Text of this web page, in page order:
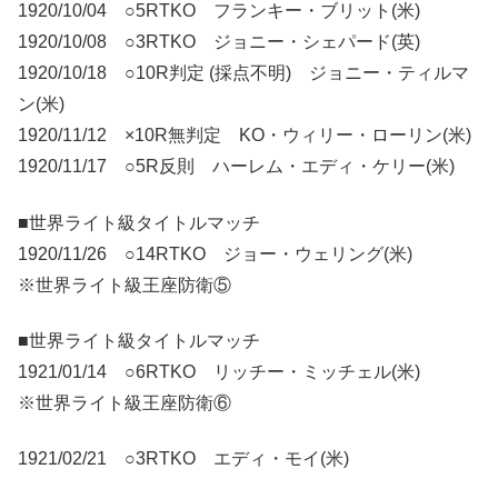
1920/10/04 ○5RTKO フランキー・ブリット(米)
1920/10/08 ○3RTKO ジョニー・シェパード(英)
1920/10/18 ○10R判定 (採点不明) ジョニー・ティルマ
ン(米)
1920/11/12 ×10R無判定 KO・ウィリー・ローリン(米)
1920/11/17 ○5R反則 ハーレム・エディ・ケリー(米)
■世界ライト級タイトルマッチ
1920/11/26 ○14RTKO ジョー・ウェリング(米)
※世界ライト級王座防衛⑤
■世界ライト級タイトルマッチ
1921/01/14 ○6RTKO リッチー・ミッチェル(米)
※世界ライト級王座防衛⑥
1921/02/21 ○3RTKO エディ・モイ(米)